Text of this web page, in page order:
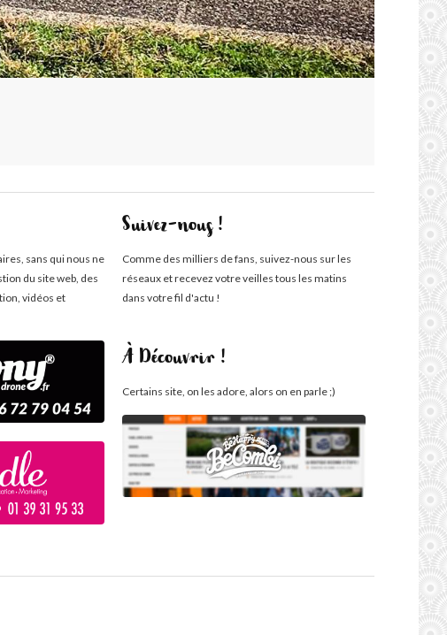
sans qui nous ne
du site web, des
vidéos et
Suivez-nous !
Comme des milliers de fans, suivez-nous sur les
réseaux et recevez votre veilles tous les matins
dans votre fil d'actu !
À Découvrir !
Certains site, on les adore, alors on en parle ;)